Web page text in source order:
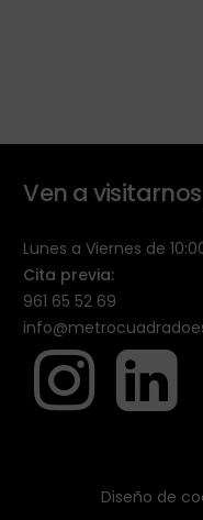
Ven a
Lunes a Viernes de
Cita previa:
961 65 52 69
Diseño de